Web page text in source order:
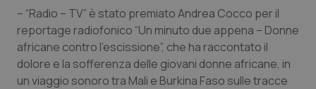
Veneto
Oncoematologia
Oncologia & Nutrizione
– “Radio – TV” è stato premiato Andrea Cocco per il
reportage radiofonico “Un minuto due appena – Donne
africane contro l’escissione”, che ha raccontato il
dolore e la sofferenza delle giovani donne africane, in
un viaggio sonoro tra Mali e Burkina Faso sulle tracce